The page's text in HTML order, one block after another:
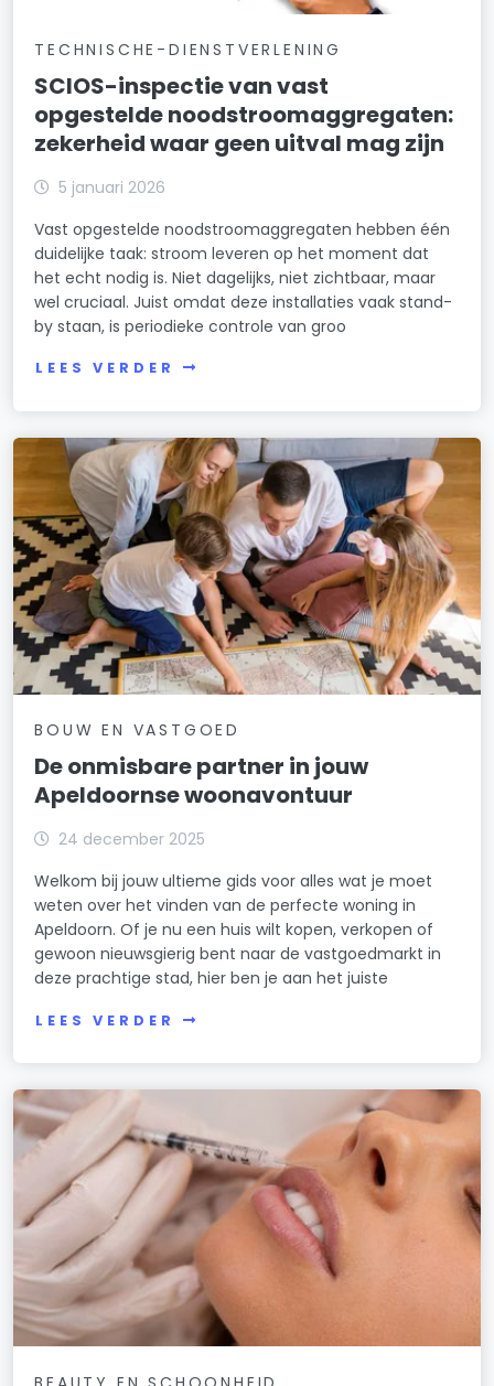
TECHNISCHE-DIENSTVERLENING
SCIOS-inspectie van vast
opgestelde noodstroomaggregaten:
zekerheid waar geen uitval mag zijn
5 januari 2026
Vast opgestelde noodstroomaggregaten hebben één
duidelijke taak: stroom leveren op het moment dat
het echt nodig is. Niet dagelijks, niet zichtbaar, maar
wel cruciaal. Juist omdat deze installaties vaak stand-
by staan, is periodieke controle van groo
LEES VERDER
BOUW EN VASTGOED
De onmisbare partner in jouw
Apeldoornse woonavontuur
24 december 2025
Welkom bij jouw ultieme gids voor alles wat je moet
weten over het vinden van de perfecte woning in
Apeldoorn. Of je nu een huis wilt kopen, verkopen of
gewoon nieuwsgierig bent naar de vastgoedmarkt in
deze prachtige stad, hier ben je aan het juiste
LEES VERDER